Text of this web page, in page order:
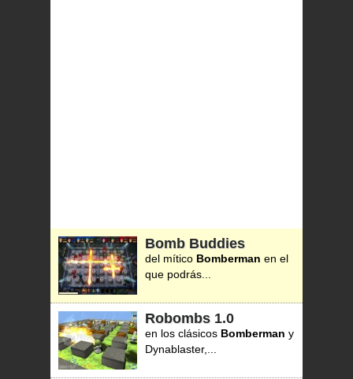
Bomb Buddies
del mítico Bomberman en el
que podrás...
Robombs 1.0
en los clásicos Bomberman y
Dynablaster,...